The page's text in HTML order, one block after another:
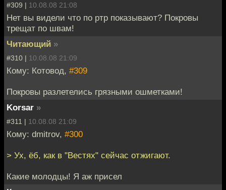
#309 | 10.08.08 21:08
Нет вы видели что по ртр показывают? Покровы
трещат по швам!
Читающий »
#310 | 10.08.08 21:09
Кому: Котовод, #309
Покровы разлетелись грязными ошметками!
Korsar »
#311 | 10.08.08 21:09
Кому: dmitrov, #300
> Ух, ёб, как в "Вестях" сейчас отжигают.
Какие молодцы! Я аж присел